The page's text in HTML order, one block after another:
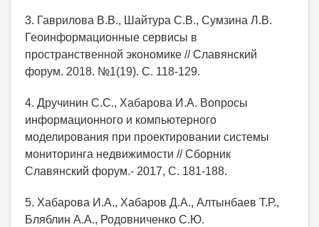
3. Гаврилова В.В., Шайтура С.В., Сумзина Л.В.
Геоинформационные сервисы в
пространственной экономике // Славянский
форум. 2018. №1(19). С. 118-129.
4. Дручинин С.С., Хабарова И.А. Вопросы
информационного и компьютерного
моделирования при проектировании системы
мониторинга недвижимости // Сборник
Славянский форум.- 2017, С. 181-188.
5. Хабарова И.А., Хабаров Д.А., Алтынбаев Т.Р.,
Бляблин А.А., Родовниченко С.Ю.